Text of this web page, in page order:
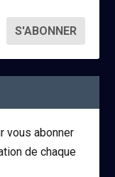
vous abonner
de chaque